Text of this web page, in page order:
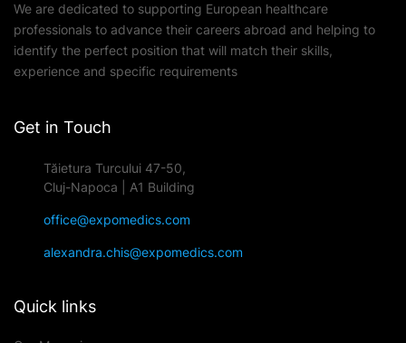
We are dedicated to supporting European healthcare
professionals to advance their careers abroad and helping to
identify the perfect position that will match their skills,
experience and specific requirements
Get in Touch
Tăietura Turcului 47-50,
Cluj-Napoca | A1 Building
office@expomedics.com
alexandra.chis@expomedics.com
Quick links